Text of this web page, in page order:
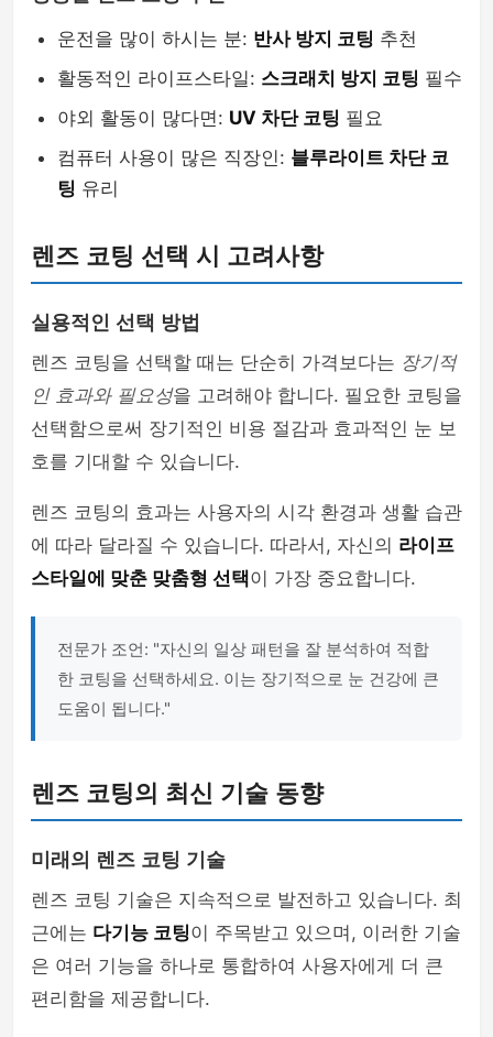
운전을 많이 하시는 분: 반사 방지 코팅 추천
활동적인 라이프스타일: 스크래치 방지 코팅 필수
야외 활동이 많다면: UV 차단 코팅 필요
컴퓨터 사용이 많은 직장인: 블루라이트 차단 코
팅 유리
렌즈 코팅 선택 시 고려사항
실용적인 선택 방법
렌즈 코팅을 선택할 때는 단순히 가격보다는 장기적
인 효과와 필요성을 고려해야 합니다. 필요한 코팅을
선택함으로써 장기적인 비용 절감과 효과적인 눈 보
호를 기대할 수 있습니다.
렌즈 코팅의 효과는 사용자의 시각 환경과 생활 습관
에 따라 달라질 수 있습니다. 따라서, 자신의 라이프
스타일에 맞춘 맞춤형 선택이 가장 중요합니다.
전문가 조언: "자신의 일상 패턴을 잘 분석하여 적합
한 코팅을 선택하세요. 이는 장기적으로 눈 건강에 큰
도움이 됩니다."
렌즈 코팅의 최신 기술 동향
미래의 렌즈 코팅 기술
렌즈 코팅 기술은 지속적으로 발전하고 있습니다. 최
근에는 다기능 코팅이 주목받고 있으며, 이러한 기술
은 여러 기능을 하나로 통합하여 사용자에게 더 큰
편리함을 제공합니다.